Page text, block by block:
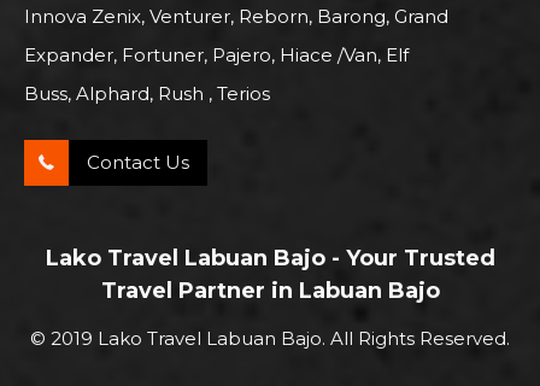
Innova Zenix, Venturer, Reborn, Barong, Grand
Expander, Fortuner, Pajero, Hiace /Van, Elf
Buss, Alphard, Rush , Terios
Contact Us
Lako Travel Labuan Bajo - Your Trusted
Travel Partner in Labuan Bajo
© 2019 Lako Travel Labuan Bajo. All Rights Reserved.